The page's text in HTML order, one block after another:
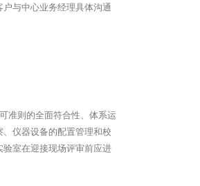
与中心业务经理具体沟通
准则的全面符合性、体系运
仪器设备的配置管理和校
室在迎接现场评审前应进